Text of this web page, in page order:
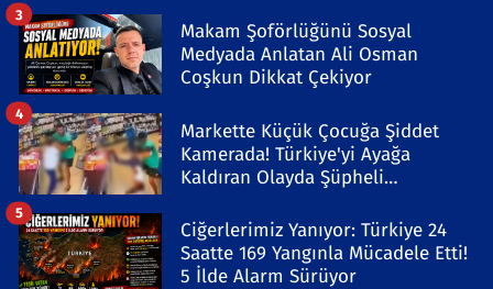
Makam Şoförlüğünü Sosyal
Medyada Anlatan Ali Osman
Coşkun Dikkat Çekiyor
3
Markette Küçük Çocuğa Şiddet
Kamerada! Türkiye'yi Ayağa
Kaldıran Olayda Şüpheli
4
Ciğerlerimiz Yanıyor: Türkiye 24
Saatte 169 Yangınla Mücadele Etti!
5 İlde Alarm Sürüyor
5